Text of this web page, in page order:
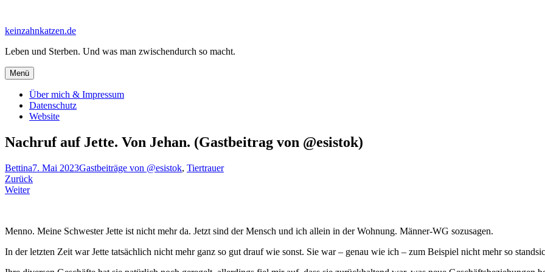
springen
keinzahnkatzen.de
Leben und Sterben. Und was man zwischendurch so macht.
Menü
Über mich & Impressum
Datenschutz
Website
Nachruf auf Jette. Von Jehan. (Gastbeitrag von @esistok)
Bettina7. Mai 2023Gastbeiträge von @esistok, Tiertrauer
Beitragsnavigation
Zurück
Weiter
Menno. Meine Schwester Jette ist nicht mehr da. Jetzt sind der Mensch und ich allein in der Wohnung. Männer-WG sozusagen.
In der letzten Zeit war Jette tatsächlich nicht mehr ganz so gut drauf wie sonst. Sie war – genau wie ich – zum Beispiel nicht mehr so